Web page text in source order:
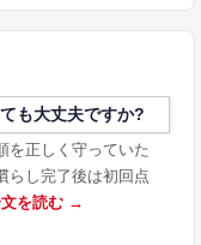
も大丈夫ですか?
を正しく守っていた
らし完了後は初回点
を読む →